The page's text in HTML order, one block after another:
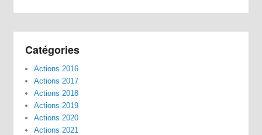
Catégories
Actions 2016
Actions 2017
Actions 2018
Actions 2019
Actions 2020
Actions 2021